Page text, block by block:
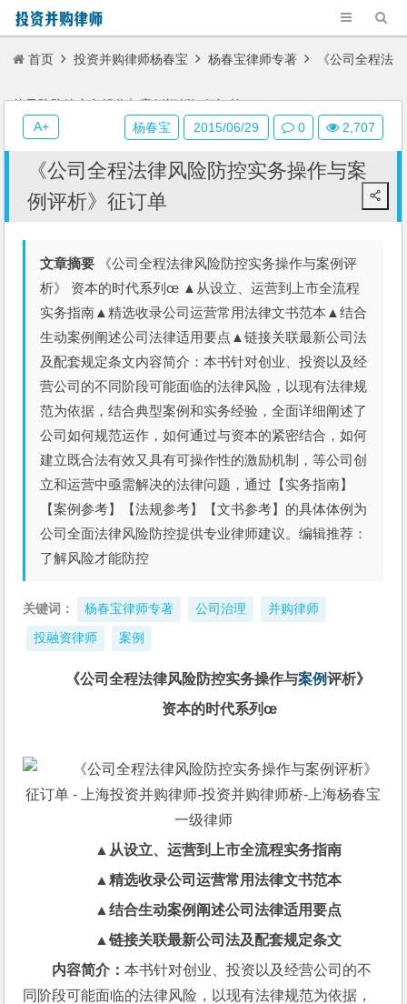
首页 投资并购律师杨春宝 杨春宝律师专著 《公司全程法
律风险防控实务操作与案例评析》征订单
《公司全程法律风险防控实务操作与案
例评析》征订单
文章摘要 《公司全程法律风险防控实务操作与案例评
析》 资本的时代系列œ ▲从设立、运营到上市全流程
实务指南▲精选收录公司运营常用法律文书范本▲结合
生动案例阐述公司法律适用要点▲链接关联最新公司法
及配套规定条文内容简介：本书针对创业、投资以及经
营公司的不同阶段可能面临的法律风险，以现有法律规
范为依据，结合典型案例和实务经验，全面详细阐述了
公司如何规范运作，如何通过与资本的紧密结合，如何
建立既合法有效又具有可操作性的激励机制，等公司创
立和运营中亟需解决的法律问题，通过【实务指南】
【案例参考】【法规参考】【文书参考】的具体体例为
公司全面法律风险防控提供专业律师建议。编辑推荐：
了解风险才能防控
关键词： 杨春宝律师专著 公司治理 并购律师
投融资律师 案例
《公司全程法律风险防控实务操作与案例评析》
资本的时代系列œ
▲ 从设立、运营到上市全流程实务指南
▲ 精选收录公司运营常用法律文书范本
▲ 结合生动案例阐述公司法律适用要点
▲ 链接关联最新公司法及配套规定条文
内容简介：本书针对创业、投资以及经营公司的不
同阶段可能面临的法律风险，以现有法律规范为依据，
杨春宝 2015/06/29 0 2,707
A+